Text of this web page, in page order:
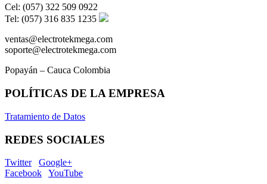
Cel: (057) 322 509 0922
Tel: (057) 316 835 1235
ventas@electrotekmega.com
soporte@electrotekmega.com
Popayán – Cauca Colombia
POLÍTICAS DE LA EMPRESA
Tratamiento de Datos
REDES SOCIALES
Twitter
Google+
Facebook
YouTube